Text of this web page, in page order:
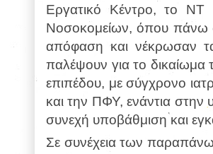
Εργατικό Κέντρο, το
Νοσοκομείων, όπου πάνω
απόφαση και νέκρωσαν τα
παλέψουν για το
επιπέδου, με σύγχρονο
και την ΠΦΥ, ενάντια
συνεχή υποβάθμιση και
Σε συνέχεια των